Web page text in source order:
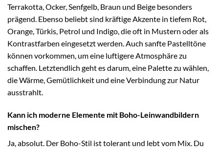
Terrakotta, Ocker, Senfgelb, Braun und Beige besonders
prägend. Ebenso beliebt sind kräftige Akzente in tiefem Rot,
Orange, Türkis, Petrol und Indigo, die oft in Mustern oder als
Kontrastfarben eingesetzt werden. Auch sanfte Pastelltöne
können vorkommen, um eine luftigere Atmosphäre zu
schaffen. Letztendlich geht es darum, eine Palette zu wählen,
die Wärme, Gemütlichkeit und eine Verbindung zur Natur
ausstrahlt.
Kann ich moderne Elemente mit Boho-Leinwandbildern
mischen?
Ja, absolut. Der Boho-Stil ist tolerant und lebt vom Mix. Du